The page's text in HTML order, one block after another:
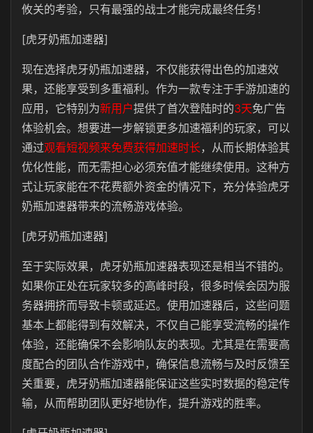
攸关的考验，只有最强的战士才能完成最终任务！
[虎牙奶瓶加速器]
现在选择虎牙奶瓶加速器，不仅能获得出色的加速效
果，还能享受到多重福利。作为一款专注于手游加速的
应用，它特别为新用户提供了首次登陆时的3天免广告
体验机会。想要进一步解锁更多加速福利的玩家，可以
通过观看短视频来免费获得加速时长 ，从而长期体验其
优化性能，而无需担心必须充值才能继续使用。这种方
式让玩家能在不花费额外资金的情况下，充分体验虎牙
奶瓶加速器带来的流畅游戏体验。
[虎牙奶瓶加速器]
至于实际效果， 虎牙奶瓶加速器表现还是相当不错的。
如果你正处在玩家较多的高峰时段，很多时候会因为服
务器拥挤而导致卡顿或延迟。使用加速器后，这些问题
基本上都能得到有效解决，不仅自己能享受流畅的操作
体验，还能确保不会影响队友的表现。尤其是在需要高
度配合的团队合作游戏中，确保信息流畅与及时反馈至
关重要，虎牙奶瓶加速器能保证这些实时数据的稳定传
输，从而帮助团队更好地协作，提升游戏的胜率。